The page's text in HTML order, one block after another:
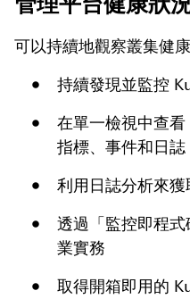
可以持續地觀察叢集健
持續發現並監控
在單一檢視中查
指標、事件和日誌
利用日誌分析來
透過「監控即程
業實務
取得開箱即用的